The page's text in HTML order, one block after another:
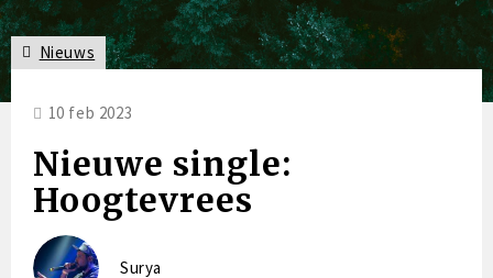
Nieuws
Nieuwe single:
Hoogtevrees
Surya
10 feb 2023